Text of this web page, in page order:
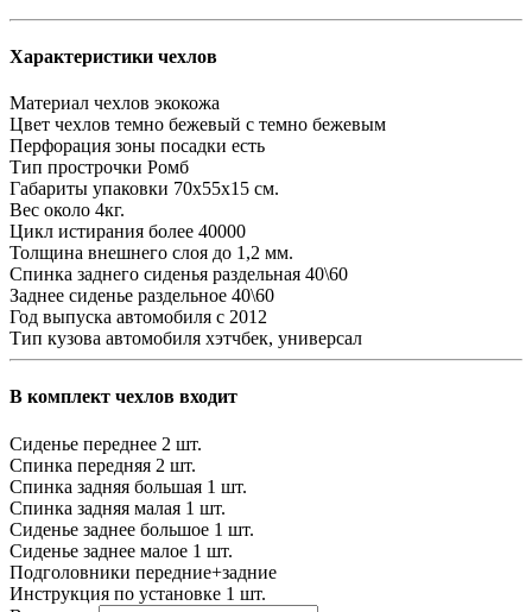
Характеристики чехлов
Материал чехлов экокожа
Цвет чехлов темно бежевый с темно бежевым
Перфорация зоны посадки есть
Тип прострочки Ромб
Габариты упаковки 70х55х15 см.
Вес около 4кг.
Цикл истирания более 40000
Толщина внешнего слоя до 1,2 мм.
Спинка заднего сиденья раздельная 40\60
Заднее сиденье раздельное 40\60
Год выпуска автомобиля с 2012
Тип кузова автомобиля хэтчбек, универсал
В комплект чехлов входит
Сиденье переднее 2 шт.
Спинка передняя 2 шт.
Спинка задняя большая 1 шт.
Спинка задняя малая 1 шт.
Сиденье заднее большое 1 шт.
Сиденье заднее малое 1 шт.
Подголовники передние+задние
Инструкция по установке 1 шт.